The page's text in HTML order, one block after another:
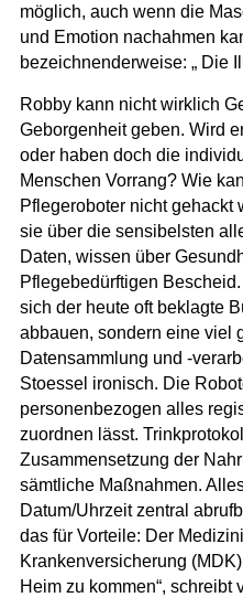
möglich, auch wenn die
und Emotion nachahmen
bezeichnenderweise: „ Die
Robby kann nicht wirklich
Geborgenheit geben. Wird
oder haben doch die
Menschen Vorrang? Wie
Pflegeroboter nicht
sie über die sensibelsten
Daten, wissen über
Pflegebedürftigen
sich der heute oft beklagte
abbauen, sondern eine viel
Datensammlung und -
Stoessel ironisch. Die
personenbezogen alles
zuordnen lässt.
Zusammensetzung der
sämtliche Maßnahmen.
Datum/Uhrzeit zentral
das für Vorteile: Der
Krankenversicherung
Heim zu kommen“, schreibt